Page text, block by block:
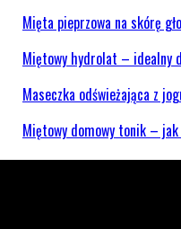
Mięta pieprzowa na skórę
Miętowy hydrolat – idealny
Maseczka odświeżająca z
Miętowy domowy tonik –